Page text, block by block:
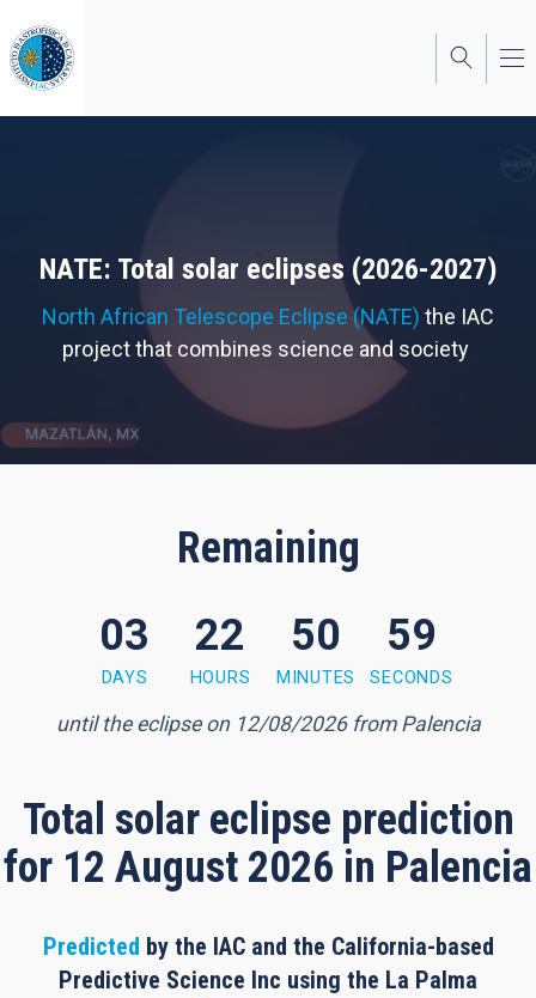
to
main
content
NATE: Total solar eclipses (2026-2027)
North African Telescope Eclipse (NATE) the IAC
project that combines science and society
Remaining
58 seconds
03
DAYS
22
HOURS
50
MINUTES
58
SECONDS
until the eclipse on 12/08/2026 from Palencia
Total solar eclipse prediction
for 12 August 2026 in Palencia
Predicted by the IAC and the California-based
Predictive Science Inc using the La Palma